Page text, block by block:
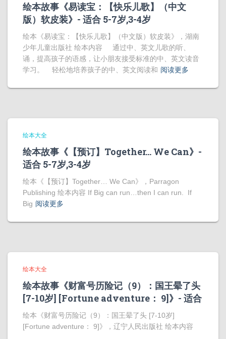
绘本故事《易读宝：【快乐儿歌】（中文
版）软皮装》- 适合 5-7岁,3-4岁
绘本《易读宝：【快乐儿歌】（中文版）软皮装》，湖南
少年儿童出版社 绘本内容 通过中、英文儿歌的听、
诵，提高孩子的语感，让小朋友接受标准的中、英文读音
学习。 轻松地培养孩子的中、英文阅读和 阅读更多
绘本大全
绘本故事《【预订】Together… We Can》-
适合 5-7岁,3-4岁
绘本《【预订】Together… We Can》，Parragon
Publishing 绘本内容 If Big can run…then I can run. If
Big 阅读更多
绘本大全
绘本故事《财富号历险记（9）：国王晕了头
[7-10岁] [Fortune adventure： 9]》- 适合
绘本《财富号历险记（9）：国王晕了头 [7-10岁]
[Fortune adventure： 9]》，辽宁人民出版社 绘本内容